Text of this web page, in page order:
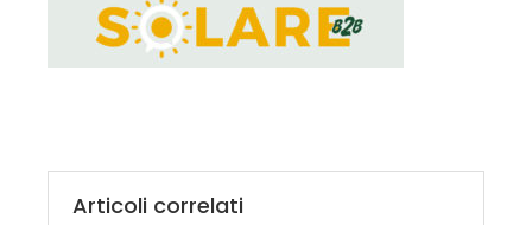
Articoli correlati